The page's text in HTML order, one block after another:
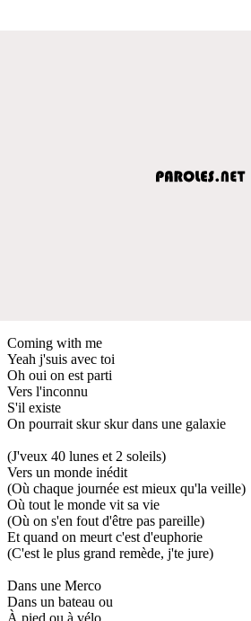
Coming with me
Yeah j'suis avec toi
Oh oui on est parti
Vers l'inconnu
S'il existe
On pourrait skur skur dans une galaxie
(J'veux 40 lunes et 2 soleils)
Vers un monde inédit
(Où chaque journée est mieux qu'la veille)
Où tout le monde vit sa vie
(Où on s'en fout d'être pas pareille)
Et quand on meurt c'est d'euphorie
(C'est le plus grand remède, j'te jure)
Dans une Merco
Dans un bateau ou
À pied ou à vélo